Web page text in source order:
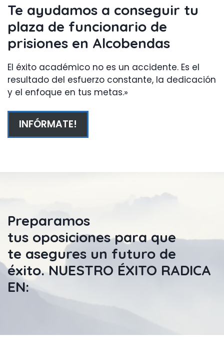
Te ayudamos a conseguir tu
plaza de funcionario de
prisiones en Alcobendas
El éxito académico no es un accidente. Es el
resultado del esfuerzo constante, la dedicación
y el enfoque en tus metas.»
INFÓRMATE!
Preparamos
tus oposicionespara que
te asegures un futuro de
éxito. NUESTRO ÉXITO RADICA
EN: